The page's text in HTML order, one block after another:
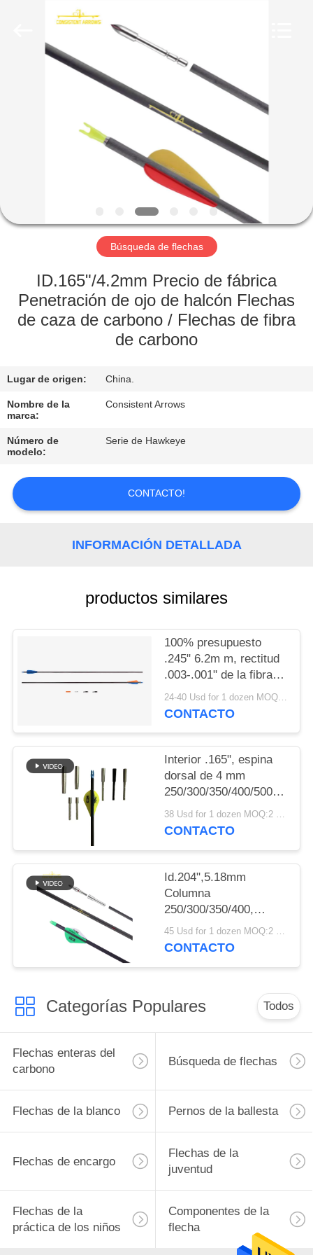
HOGAR
PRODUCTOS
VIAJE
FÁBRICA
CALIDAD
ÉNTRENOS
EN
CONTACTO
CON
MAPA
SITIO
POLÍTICA
DE
PRIVACIDAD
Búsqueda de flechas
ID.165"/4.2mm Precio de fábrica
Penetración de ojo de halcón Flechas
de caza de carbono / Flechas de fibra
de carbono
Lugar de origen: China.
Nombre de la
marca:
Consistent Arrows
Número de
modelo:
Serie de Hawkeye
CONTACTO!
INFORMACIÓN DETALLADA
productos similares
100% presupuesto
.245" 6.2m m, rectitud
.003-.001" de la fibra
de carbono
paletas/plumas de
dorsal
250/300/340/400/500
24-40 Usd for 1 dozen MOQ:2 docenas
CONTACTO
Interior .165", espina
dorsal de 4 mm
250/300/350/400/500/600/
.003"-.001" Flechas de
caza de diámetro
38 Usd for 1 dozen MOQ:2 docenas
CONTACTO
Id.204",5.18mm
Columna
250/300/350/400,
Dirección.001-.003 ",
32" peso ligero 5mm
45 Usd for 1 dozen MOQ:2 docenas
CONTACTO
Categorías Populares Todos
Flechas enteras del
carbono
Búsqueda de flechas
Flechas de la blanco Pernos de la ballesta
Flechas de encargo
Flechas de la
juventud
Flechas de la
práctica de los niños
Componentes de la
flecha